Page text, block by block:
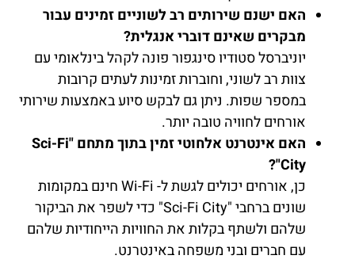
האם ישנם שירותים רב לשוניים זמינים עבור
מבקרים שאינם דוברי אנגלית?
יוניברסל סטודיו סינגפור פונה לקהל בינלאומי עם
צוות רב לשוני, וחוברות זמינות לעתים קרובות
במספר שפות. ניתן גם לבקש סיוע באמצעות שירותי
אורחים לחוויה טובה יותר.
האם אינטרנט אלחוטי זמין בתוך מתחם "Sci-Fi
City"?
כן, אורחים יכולים לגשת ל- Wi-Fi חינם במקומות
שונים ברחבי "Sci-Fi City" כדי לשפר את הביקור
שלהם ולשתף בקלות את החוויות הייחודיות שלהם
עם חברים ובני משפחה באינטרנט.